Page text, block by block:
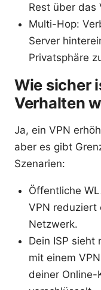
Rest über das
Multi-Hop:
Server
Privatsphäre
Wie sicher
Verhalten
Ja, ein VPN
aber es gibt
Szenarien:
Öffentliche
VPN reduziert
Netzwerk.
Dein ISP sieht
mit einem
deiner Online-